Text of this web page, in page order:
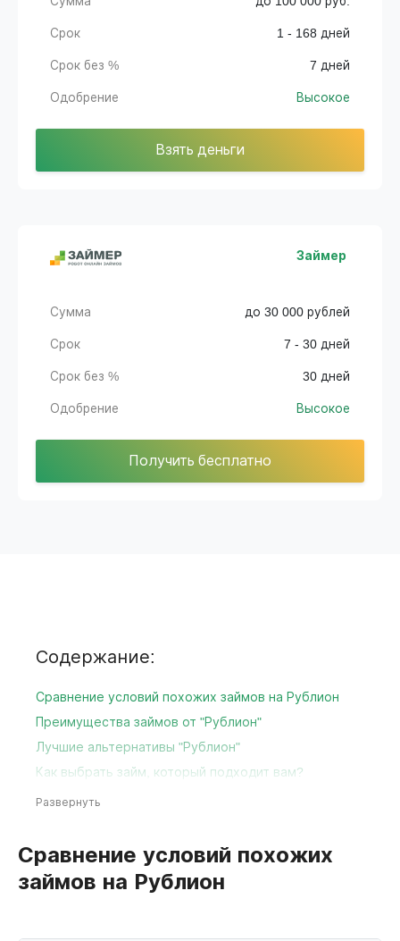
Срок 1 - 168 дней
Срок без % 7 дней
Одобрение Высокое
Взять деньги
Займер
Сумма до 30 000 рублей
Срок 7 - 30 дней
Срок без % 30 дней
Одобрение Высокое
Получить бесплатно
Содержание:
Сравнение условий похожих займов на Рублион
Преимущества займов от "Рублион"
Лучшие альтернативы "Рублион"
Как выбрать займ, который подходит вам?
Развернуть
Сравнение условий похожих
займов на Рублион